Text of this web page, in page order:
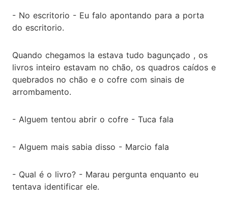
- No escritorio - Eu falo apontando para a porta
do escritorio.
Quando chegamos la estava tudo bagunçado , os
livros inteiro estavam no chão, os quadros caídos e
quebrados no chão e o cofre com sinais de
arrombamento.
- Alguem tentou abrir o cofre - Tuca fala
- Alguem mais sabia disso - Marcio fala
- Qual é o livro? - Marau pergunta enquanto eu
tentava identificar ele.